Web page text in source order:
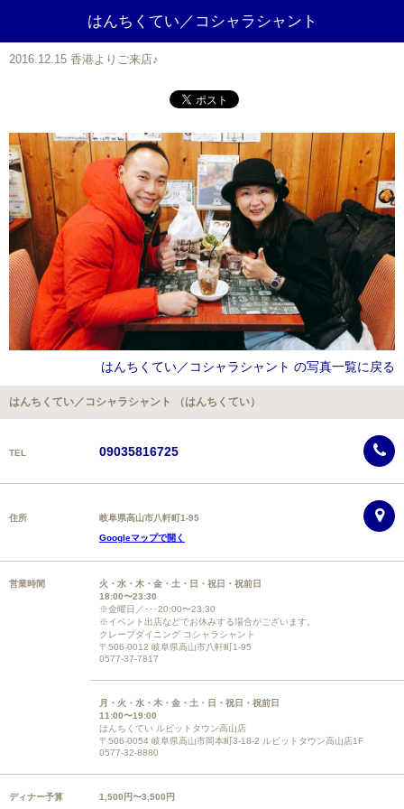
はんちくてい／コシャラシャント
2016.12.15 香港よりご来店♪
はんちくてい／コシャラシャント の写真一覧に戻る
はんちくてい／コシャラシャント （はんちくてい）
TEL 09035816725
住所
岐阜県高山市八軒町1-95
Googleマップで開く
営業時間
火・水・木・金・土・日・祝日・祝前日
18:00〜23:30
※金曜日／･･･20:00〜23:30
※イベント出店などでお休みする場合がございます。
クレープダイニング コシャラシャント
〒506-0012 岐阜県高山市八軒町1-95
0577-37-7817
月・火・水・木・金・土・日・祝日・祝前日
11:00〜19:00
はんちくてい ルビットタウン高山店
〒506-0054 岐阜県高山市岡本町3-18-2 ルビットタウン高山店1F
0577-32-8880
ディナー予算 1,500円〜3,500円